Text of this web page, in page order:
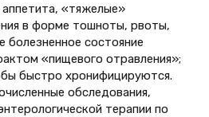
«тяжелые»
в форме тошноты, рвоты,
болезненное состояние
«пищевого отравления»;
быстро хронифицируются.
обследования,
терапии по